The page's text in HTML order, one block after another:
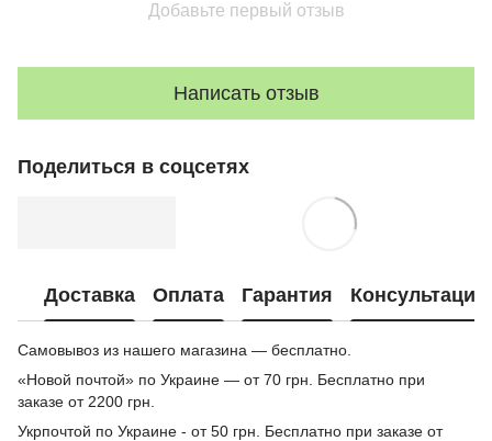
Добавьте первый отзыв
Написать отзыв
Поделиться в соцсетях
Доставка Оплата Гарантия Консультация
Самовывоз из нашего магазина — бесплатно.
«Новой почтой» по Украине — от 70 грн. Бесплатно при
заказе от 2200 грн.
Укрпочтой по Украине - от 50 грн. Бесплатно при заказе от